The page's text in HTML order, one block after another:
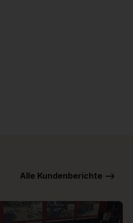
Alle Kundenberichte -->